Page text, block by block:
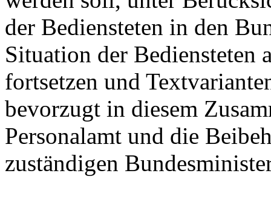
der Bediensteten in den
Situation der Bediensteten
fortsetzen und
bevorzugt in diesem
Personalamt und die
zuständigen